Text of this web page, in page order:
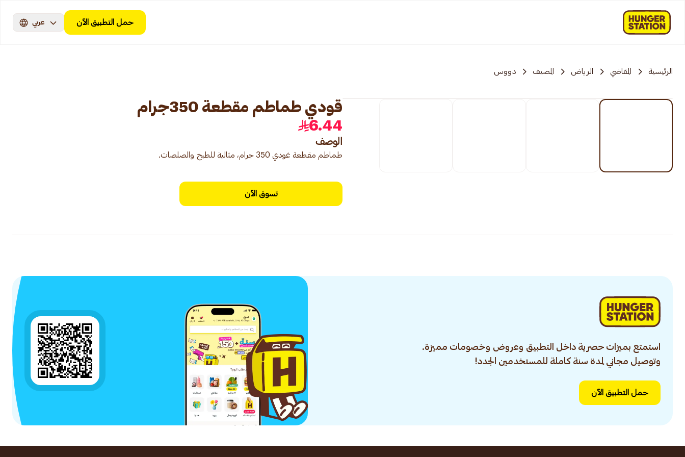
حمل التطبيق الآن عربي
الرئيسية المقاضي الرياض المصيف دووس
قودي طماطم مقطعة 350جرام
6.44
الوصف
طماطم مقطعة غودي 350 جرام، مثالية للطبخ والصلصات.
تسوق الآن
استمتع بميزات حصرية داخل التطبيق وعروض وخصومات مميزة.
وتوصيل مجاني لمدة سنة كاملة للمستخدمين الجدد!
حمل التطبيق الآن